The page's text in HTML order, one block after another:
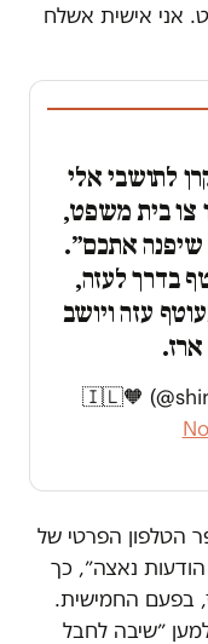
אני אישית אשלח
לתושבי אלי
צו בית משפט,
אתכם״.
בדרך לעזה,
עזה ויושב
הטלפון הפרטי של
נאצה״, כך
בפעם החמישית.
״שיבה לחבל